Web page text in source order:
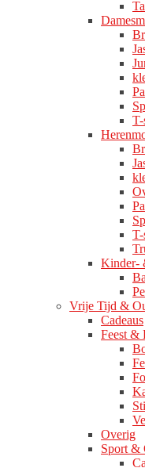
T-
Kinder-
Vrije Tijd &
Cadeaus
Feest &
Overig
Sport &